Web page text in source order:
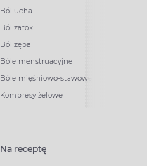
Ból ucha
Ból zatok
Ból zęba
Bóle menstruacyjne
Bóle mięśniowo-stawowe
Kompresy żelowe
Na receptę